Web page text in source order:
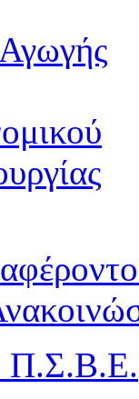
Π.Σ.Β.Ε.